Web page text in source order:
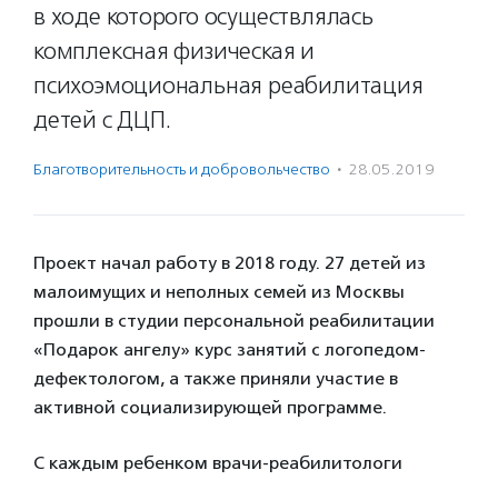
в ходе которого осуществлялась
комплексная физическая и
психоэмоциональная реабилитация
детей с ДЦП.
Благотвори­тель­ность и доброволь­чест­во · 28.05.2019
Проект начал работу в 2018 году. 27 детей из
малоимущих и неполных семей из Москвы
прошли в студии персональной реабилитации
«Подарок ангелу» курс занятий с логопедом-
дефектологом, а также приняли участие в
активной социализирующей программе.
С каждым ребенком врачи-реабилитологи